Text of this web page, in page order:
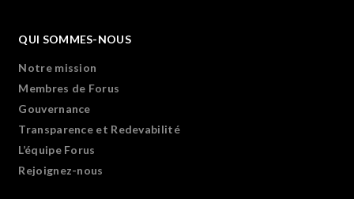
QUI SOMMES-NOUS
Notre mission
Membres de Forus
Gouvernance
Transparence et Redevabilité
L’équipe Forus
Rejoignez-nous